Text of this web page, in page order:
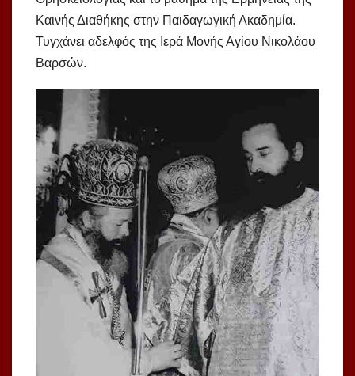
Καινής Διαθήκης στην Παιδαγωγική Ακαδημία.
Τυγχάνει αδελφός της Ιερά Μονής Αγίου Νικολάου
Βαρσών.